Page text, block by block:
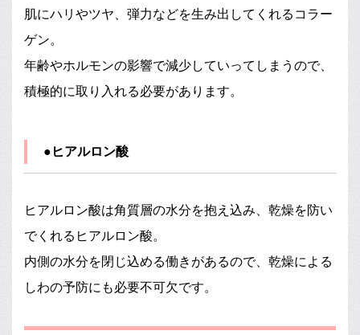
肌にハリやツヤ、弾力などを生み出してくれるコラー
ゲン。
年齢やホルモンの影響で減少していってしまうので、
積極的に取り入れる必要があります。
●ヒアルロン酸
ヒアルロン酸は角質層の水分を抱え込み、乾燥を防い
でくれるヒアルロン酸。
内側の水分を閉じ込める働きがあるので、乾燥による
しわの予防にも必要不可欠です。